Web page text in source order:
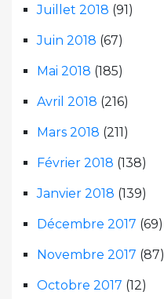
Juillet 2018 (91)
Juin 2018 (67)
Mai 2018 (185)
Avril 2018 (216)
Mars 2018 (211)
Février 2018 (138)
Janvier 2018 (139)
Décembre 2017 (69)
Novembre 2017 (87)
Octobre 2017 (12)